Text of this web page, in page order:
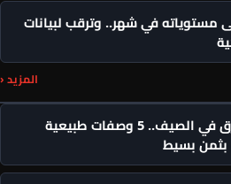
مستوياته في شهر.. وترقب لبيانات
المزيد ‹
وداعًا لرائحة العرق في الصيف.. 5 وصفات طبيعية
بثمن بسيط